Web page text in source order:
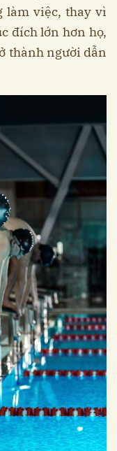
làm việc, thay vì
đích lớn hơn họ,
thành người dẫn